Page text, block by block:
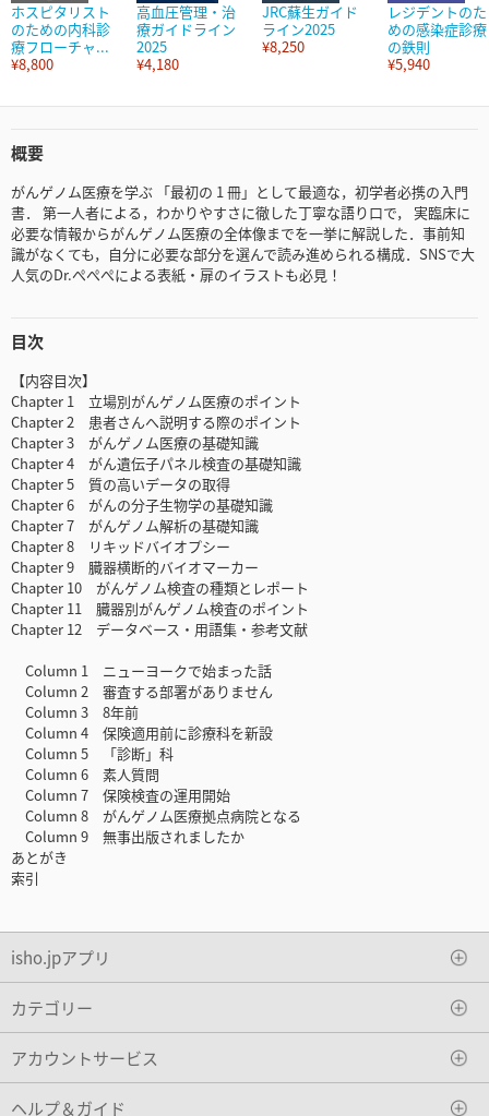
ホスピタリスト
のための内科診
療フローチャ...
¥8,800
高血圧管理・治
療ガイドライン
2025
¥4,180
JRC蘇生ガイド
ライン2025
¥8,250
レジデントのた
めの感染症診療
の鉄則
¥5,940
概要
がんゲノム医療を学ぶ 「最初の 1 冊」として最適な，初学者必携の入門
書． 第一人者による，わかりやすさに徹した丁寧な語り口で， 実臨床に
必要な情報からがんゲノム医療の全体像までを一挙に解説した．事前知
識がなくても，自分に必要な部分を選んで読み進められる構成．SNSで大
人気のDr.ぺぺぺによる表紙・扉のイラストも必見！
目次
【内容目次】
Chapter 1 立場別がんゲノム医療のポイント
Chapter 2 患者さんへ説明する際のポイント
Chapter 3 がんゲノム医療の基礎知識
Chapter 4 がん遺伝子パネル検査の基礎知識
Chapter 5 質の高いデータの取得
Chapter 6 がんの分子生物学の基礎知識
Chapter 7 がんゲノム解析の基礎知識
Chapter 8 リキッドバイオプシー
Chapter 9 臓器横断的バイオマーカー
Chapter 10 がんゲノム検査の種類とレポート
Chapter 11 臓器別がんゲノム検査のポイント
Chapter 12 データベース・用語集・参考文献
Column 1 ニューヨークで始まった話
Column 2 審査する部署がありません
Column 3 8年前
Column 4 保険適用前に診療科を新設
Column 5 「診断」科
Column 6 素人質問
Column 7 保険検査の運用開始
Column 8 がんゲノム医療拠点病院となる
Column 9 無事出版されましたか
あとがき
索引
isho.jpアプリ
カテゴリー
アカウントサービス
ヘルプ＆ガイド